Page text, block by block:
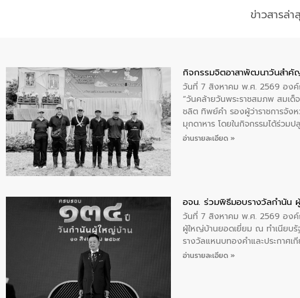
ข่าวสารล่
กิจกรรมจิตอาสาพัฒนาวันสําคั
วันที่ 7 สิงหาคม พ.ศ. 2569 องค์
“วันคล้ายวันพระราชสมภพ สมเด็
ชลิต ทิพย์คำ รองผู้ว่าราชการจัง
มุกดาหาร โดยในกิจกรรมได้ร่วม
พระบรมราชินีนาถ พระบรมราช
อ่านรายละเอียด »
อจน. ร่วมพิธีมอบรางวัลกำนัน
วันที่ 7 สิงหาคม พ.ศ. 2569 องค์
ผู้ใหญ่บ้านยอดเยี่ยม ณ ทำเนียบรั
รางวัลแหนบทองคำและประกาศ
อ่านรายละเอียด »